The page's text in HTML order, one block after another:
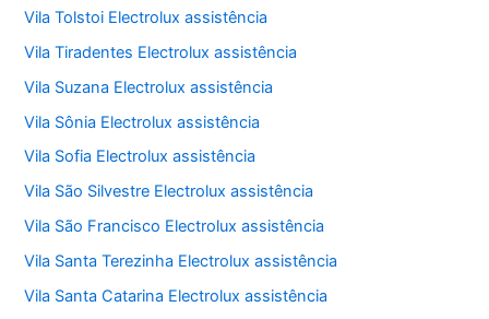
Vila Tolstoi Electrolux assistência
Vila Tiradentes Electrolux assistência
Vila Suzana Electrolux assistência
Vila Sônia Electrolux assistência
Vila Sofia Electrolux assistência
Vila São Silvestre Electrolux assistência
Vila São Francisco Electrolux assistência
Vila Santa Terezinha Electrolux assistência
Vila Santa Catarina Electrolux assistência